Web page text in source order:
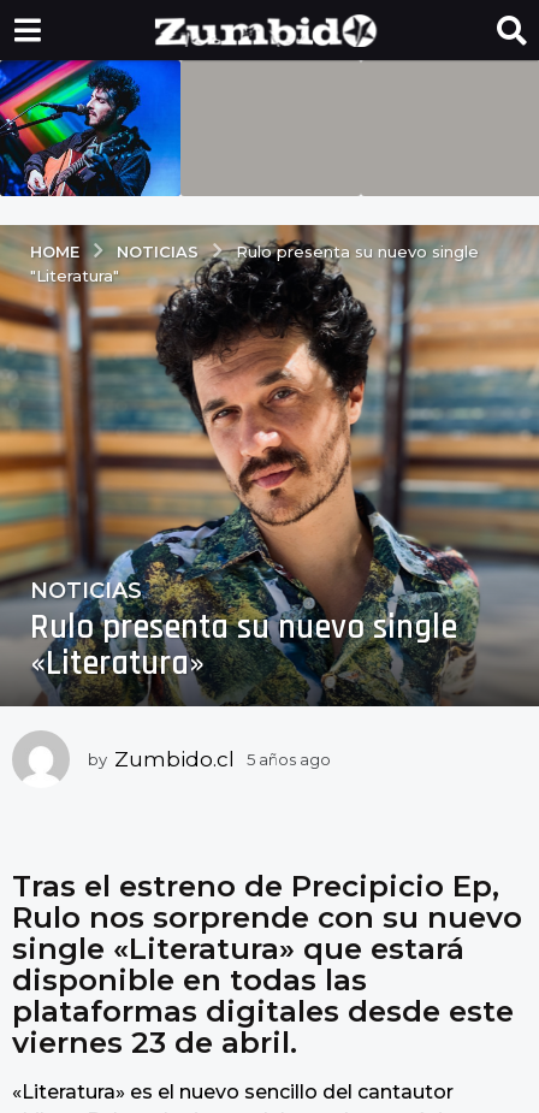
HOME NOTICIAS
Rulo presenta su nuevo single
"Literatura"
5
a
ñ
o
s
a
g
ñ
o
s
a
g
o
NOTICIAS
Rulo presenta su nuevo single
«Literatura»
by Zumbido.cl 5 años ago
g
o
Tras el estreno de Precipicio Ep,
Rulo nos sorprende con su nuevo
single «Literatura» que estará
disponible en todas las
plataformas digitales desde este
viernes 23 de abril.
«Literatura» es el nuevo sencillo del cantautor